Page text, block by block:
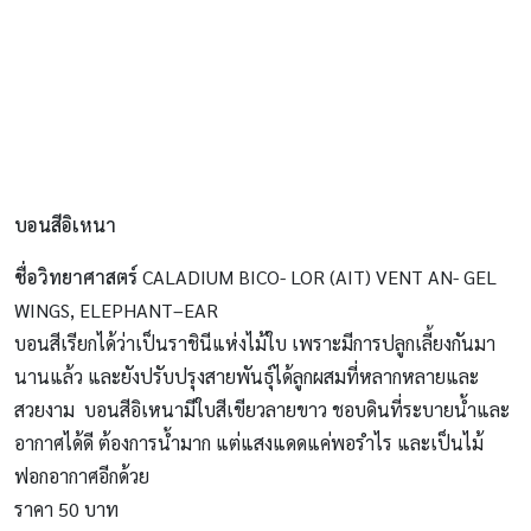
บอนสีอิเหนา
ชื่อวิทยาศาสตร์CALADIUM BICO- LOR (AIT) VENT AN- GEL
WINGS, ELEPHANT–EAR
บอนสีเรียกได้ว่าเป็นราชินีแห่งไม้ใบ เพราะมีการปลูกเลี้ยงกันมา
นานแล้ว และยังปรับปรุงสายพันธุ์ได้ลูกผสมที่หลากหลายและ
สวยงาม บอนสีอิเหนามีใบสีเขียวลายขาว ชอบดินที่ระบายน้ำและ
อากาศได้ดี ต้องการน้ำมาก แต่แสงแดดแค่พอรำไร และเป็นไม้
ฟอกอากาศอีกด้วย
ราคา 50 บาท